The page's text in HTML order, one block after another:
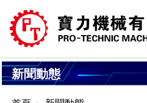
新聞動態